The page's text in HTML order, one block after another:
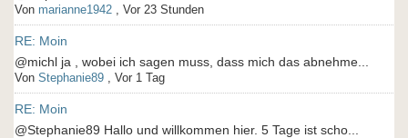
Von marianne1942 , Vor 23 Stunden
RE: Moin
@michl ja , wobei ich sagen muss, dass mich das abnehme...
Von Stephanie89 , Vor 1 Tag
RE: Moin
@Stephanie89 Hallo und willkommen hier. 5 Tage ist scho...